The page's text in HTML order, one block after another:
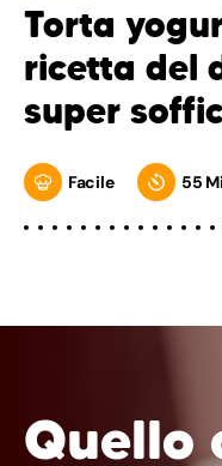
Torta
ricetta del
super
Facile 55
Quello